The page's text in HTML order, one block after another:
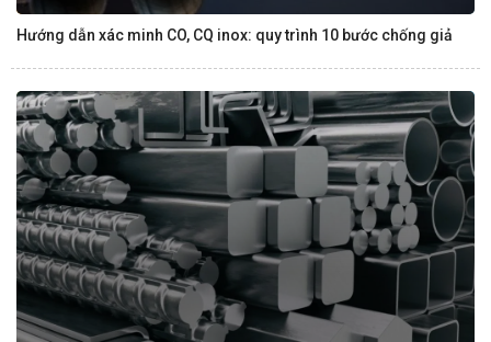
Hướng dẫn xác minh CO, CQ inox: quy trình 10 bước chống giả